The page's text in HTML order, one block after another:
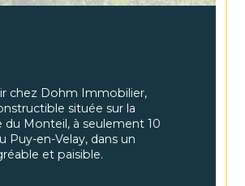
chez Dohm Immobilier,
située sur la
Monteil, à seulement 10
Puy-en-Velay, dans un
et paisible.